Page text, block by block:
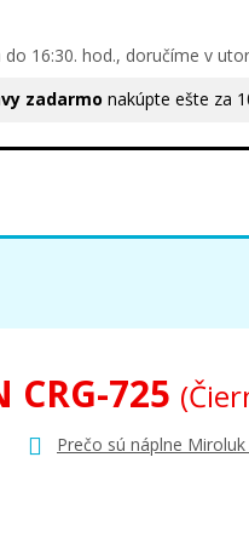
16:30. hod., doručíme v
zadarmo nakúpte ešte za
CRG-725
Prečo sú náplne